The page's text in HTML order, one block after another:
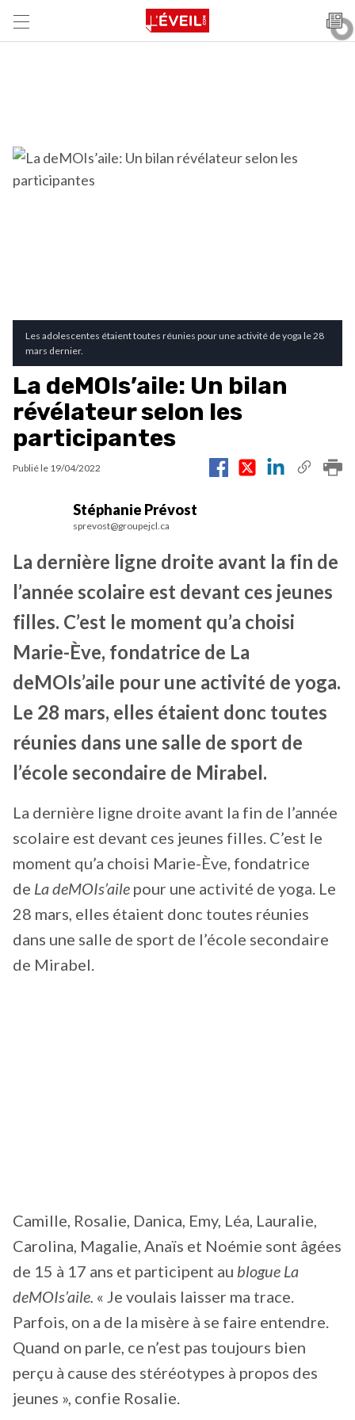
Les adolescentes étaient toutes réunies pour une activité de yoga le 28
mars dernier.
La deMOIs’aile: Un bilan
révélateur selon les
participantes
Publié le 19/04/2022
Stéphanie Prévost
sprevost@groupejcl.ca
La dernière ligne droite avant la fin de
l’année scolaire est devant ces jeunes
filles. C’est le moment qu’a choisi
Marie-Ève, fondatrice de La
deMOIs’aile pour une activité de yoga.
Le 28 mars, elles étaient donc toutes
réunies dans une salle de sport de
l’école secondaire de Mirabel.
La dernière ligne droite avant la fin de l’année
scolaire est devant ces jeunes filles. C’est le
moment qu’a choisi Marie-Ève, fondatrice
de La deMOIs’aile pour une activité de yoga. Le
28 mars, elles étaient donc toutes réunies
dans une salle de sport de l’école secondaire
de Mirabel.
Camille, Rosalie, Danica, Emy, Léa, Lauralie,
Carolina, Magalie, Anaïs et Noémie sont âgées
de 15 à 17 ans et participent au blogue La
deMOIs’aile. « Je voulais laisser ma trace.
Parfois, on a de la misère à se faire entendre.
Quand on parle, ce n’est pas toujours bien
perçu à cause des stéréotypes à propos des
jeunes », confie Rosalie.